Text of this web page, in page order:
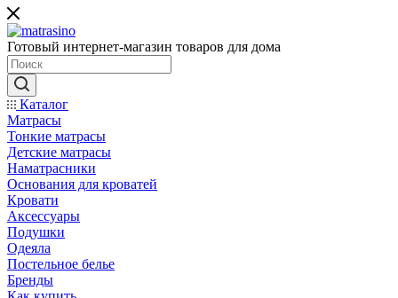
Готовый интернет-магазин товаров для дома
Каталог
Матрасы
Тонкие матрасы
Детские матрасы
Наматрасники
Основания для кроватей
Кровати
Аксессуары
Подушки
Одеяла
Постельное белье
Бренды